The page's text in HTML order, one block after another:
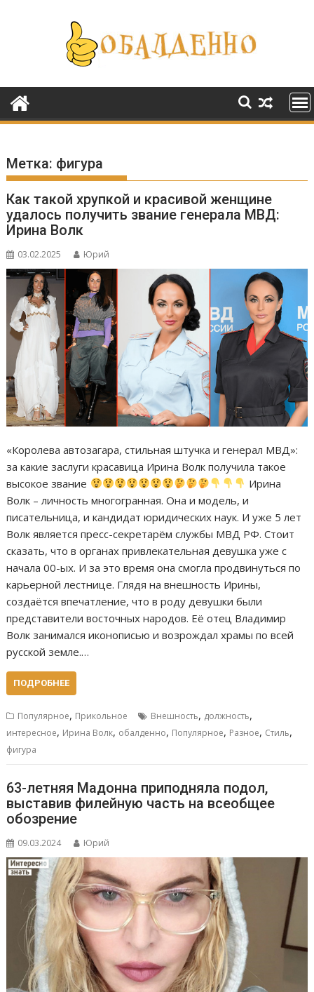
содержимому
Метка: фигура
Как такой хрупкой и красивой женщине
удалось получить звание генерала МВД:
Ирина Волк
03.02.2025 Юрий
«Королева автозагара, стильная штучка и генерал МВД»:
за какие заслуги красавица Ирина Волк получила такое
высокое звание
Ирина
Волк – личность многогранная. Она и модель, и
писательница, и кандидат юридических наук. И уже 5 лет
Волк является пресс-секретарём службы МВД РФ. Стоит
сказать, что в органах привлекательная девушка уже с
начала 00-ых. И за это время она смогла продвинуться по
карьерной лестнице. Глядя на внешность Ирины,
создаётся впечатление, что в роду девушки были
представители восточных народов. Её отец Владимир
Волк занимался иконописью и возрождал храмы по всей
русской земле.…
ПОДРОБНЕЕ
Популярное, Прикольное Внешность, должность,
интересное, Ирина Волк, обалденно, Популярное, Разное, Стиль,
фигура
63-летняя Мадонна приподняла подол,
выставив филейную часть на всеобщее
обозрение
09.03.2024 Юрий